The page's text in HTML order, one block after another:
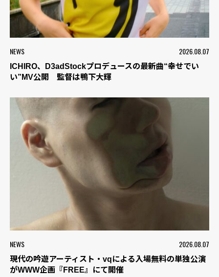
NEWS 2026.08.07
ICHIRO、D3adStockプロデュースの最新曲“幸せでい
い”MV公開 監督は鴨下大輝
NEWS 2026.08.07
現代の吟遊アーティスト・vqによる入場無料の単独公演
がWWW企画『FREE』にて開催